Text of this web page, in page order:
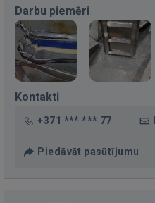
Darbu piemēri
Kontakti
+371 *** *** 77
Piedāvāt pasūtījumu